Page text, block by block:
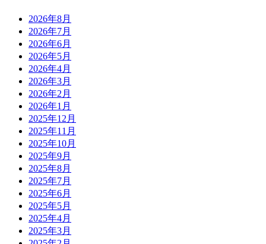
2026年8月
2026年7月
2026年6月
2026年5月
2026年4月
2026年3月
2026年2月
2026年1月
2025年12月
2025年11月
2025年10月
2025年9月
2025年8月
2025年7月
2025年6月
2025年5月
2025年4月
2025年3月